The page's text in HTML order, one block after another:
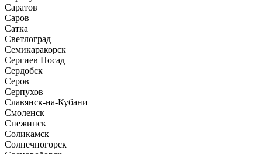
Саратов
Саров
Сатка
Светлоград
Семикаракорск
Сергиев Посад
Сердобск
Серов
Серпухов
Славянск-на-Кубани
Смоленск
Снежинск
Соликамск
Солнечногорск